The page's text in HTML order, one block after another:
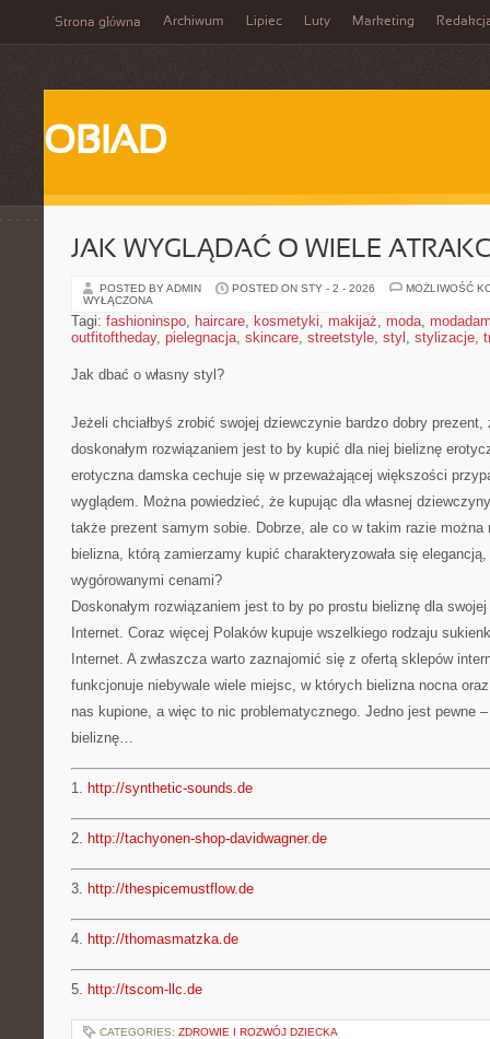
Strona główna Archiwum Lipiec Luty Marketing
OBIAD
JAK WYGLĄDAĆ O WIELE
POSTED BY ADMIN POSTED ON STY - 2 - 2026
MOŻLIWOŚĆ
WYŁĄCZONA
Tagi: fashioninspo, haircare, kosmetyki, makijaż, moda,
outfitoftheday, pielegnacja, skincare, streetstyle, styl , stylizacje,
Jak dbać o własny styl?
Jeżeli chciałbyś zrobić swojej dziewczynie bardzo dobry prezent,
doskonałym rozwiązaniem jest to by kupić dla niej bieliznę
erotyczna damska cechuje się w przeważającej większości
wyglądem. Można powiedzieć, że kupując dla własnej
także prezent samym sobie. Dobrze, ale co w takim razie można
bielizna, którą zamierzamy kupić charakteryzowała się elegancją,
wygórowanymi cenami?
Doskonałym rozwiązaniem jest to by po prostu bieliznę dla
Internet. Coraz więcej Polaków kupuje wszelkiego rodzaju
Internet. A zwłaszcza warto zaznajomić się z ofertą sklepów
funkcjonuje niebywale wiele miejsc, w których bielizna nocna
nas kupione, a więc to nic problematycznego. Jedno jest pewne
bieliznę…
1. http://synthetic-sounds.de
2. http://tachyonen-shop-davidwagner.de
3. http://thespicemustflow.de
4. http://thomasmatzka.de
5. http://tscom-llc.de
CATEGORIES: ZDROWIE I ROZWÓJ DZIECKA